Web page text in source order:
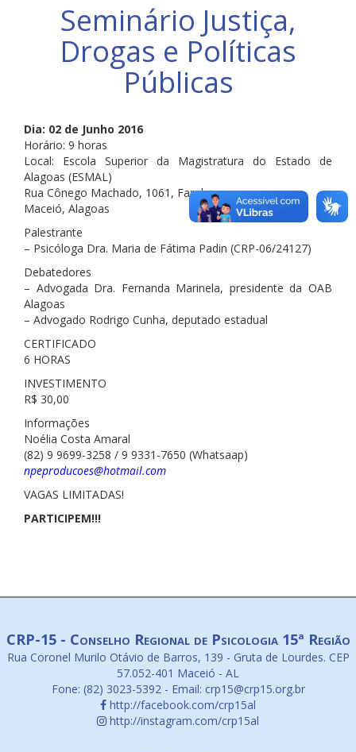
Seminário Justiça,
Drogas e Políticas
Públicas
Dia: 02 de Junho 2016
Horário: 9 horas
Local: Escola Superior da Magistratura do Estado de
Alagoas (ESMAL)
Rua Cônego Machado, 1061, Farol.
Maceió, Alagoas
Palestrante
– Psicóloga Dra. Maria de Fátima Padin (CRP-06/24127)
Debatedores
– Advogada Dra. Fernanda Marinela, presidente da OAB
Alagoas
– Advogado Rodrigo Cunha, deputado estadual
CERTIFICADO
6 HORAS
INVESTIMENTO
R$ 30,00
Informações
Noélia Costa Amaral
(82) 9 9699-3258 / 9 9331-7650 (Whatsaap)
npeproducoes@hotmail.com
VAGAS LIMITADAS!
PARTICIPEM!!!
CRP-15 - Conselho Regional de Psicologia 15ª Região
Rua Coronel Murilo Otávio de Barros, 139 - Gruta de Lourdes. CEP
57.052-401 Maceió - AL
Fone: (82) 3023-5392 - Email: crp15@crp15.org.br
http://facebook.com/crp15al
http://instagram.com/crp15al